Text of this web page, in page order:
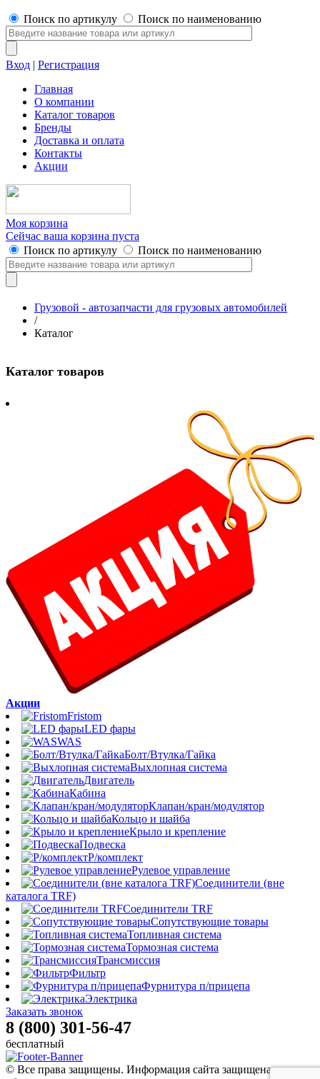
Поиск по артикулу Поиск по наименованию
Вход | Регистрация
Главная
О компании
Каталог товаров
Бренды
Доставка и оплата
Контакты
Акции
Моя корзина
Сейчас ваша корзина пуста
Поиск по артикулу
Поиск по наименованию
Грузовой - автозапчасти для грузовых автомобилей
/
Каталог
Каталог товаров
Акции
Fristom
LED фары
WAS
Болт/Втулка/Гайка
Выхлопная система
Двигатель
Кабина
Клапан/кран/модулятор
Кольцо и шайба
Крыло и крепление
Подвеска
Р/комплект
Рулевое управление
Соединители (вне
каталога TRF)
Соединители TRF
Сопутствующие товары
Топливная система
Тормозная система
Трансмиссия
Фильтр
Фурнитура п/прицепа
Электрика
Заказать звонок
8 (800) 301-56-47
бесплатный
© Все права защищены. Информация сайта защищена законом